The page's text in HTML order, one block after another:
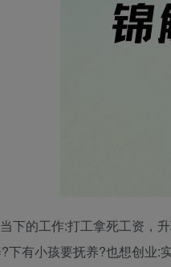
当下的工作:打工拿死工资，
下有小孩要抚养?也想创业: